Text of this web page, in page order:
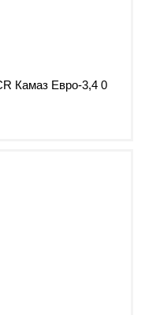
Камаз Евро-3,4 0